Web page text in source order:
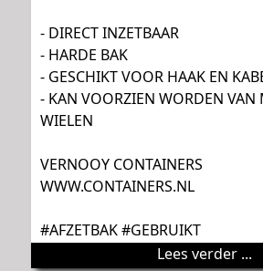
- DIRECT INZETBAAR
- HARDE BAK
- GESCHIKT VOOR HAAK EN
- KAN VOORZIEN WORDEN VAN
WIELEN
VERNOOY CONTAINERS
WWW.CONTAINERS.NL
#AFZETBAK #GEBRUIKT
Lees verder ...